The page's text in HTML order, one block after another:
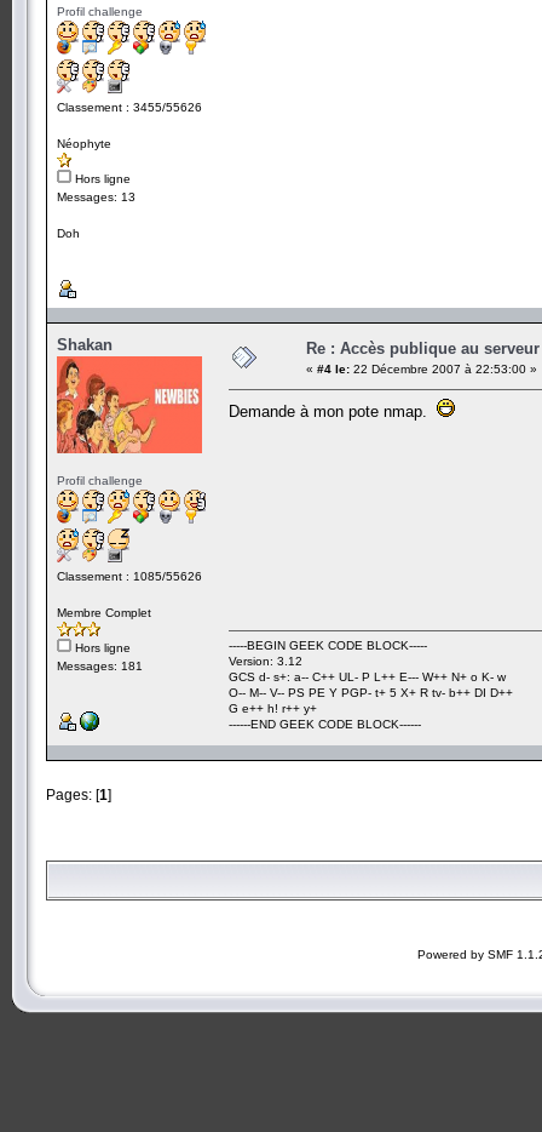
Profil challenge
Classement : 3455/55626
Néophyte
Hors ligne
Messages: 13
Doh
Shakan
Profil challenge
Classement : 1085/55626
Membre Complet
Hors ligne
Messages: 181
Re : Accès publique au
« #4 le: 22 Décembre 2007 à 22:53:00 »
Demande à mon pote nmap.
-----BEGIN GEEK CODE BLOCK-----
Version: 3.12
GCS d- s+: a-- C++ UL- P L++ E--- W++ N+ o K- w
O-- M-- V-- PS PE Y PGP- t+ 5 X+ R tv- b++ DI D++
G e++ h! r++ y+
------END GEEK CODE BLOCK------
Pages: [1]
Powered by SMF